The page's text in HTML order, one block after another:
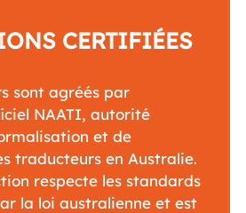
CERTIFIÉES
sont agréés par
NAATI, autorité
et de
traducteurs en Australie.
respecte les standards
la loi australienne et est